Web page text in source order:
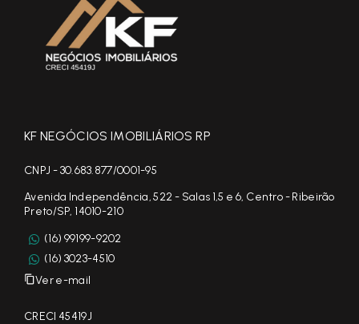
KF NEGÓCIOS IMOBILIÁRIOS RP
CNPJ - 30.683.877/0001-95
Avenida Independência, 522 - Salas 1,5 e 6, Centro - Ribeirão
Preto/SP, 14010-210
(16) 99199-9202
(16) 3023-4510
Ver e-mail
CRECI 45419J